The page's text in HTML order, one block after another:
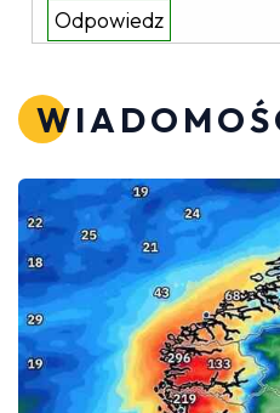
Odpowiedz